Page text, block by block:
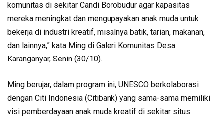
komunitas di sekitar Candi Borobudur agar kapasitas
mereka meningkat dan mengupayakan anak muda untuk
bekerja di industri kreatif, misalnya batik, tarian, makanan,
dan lainnya,” kata Ming di Galeri Komunitas Desa
Karanganyar, Senin (30/10).
Ming berujar, dalam program ini, UNESCO berkolaborasi
dengan Citi Indonesia (Citibank) yang sama-sama memiliki
visi pemberdayaan anak muda kreatif di sekitar situs